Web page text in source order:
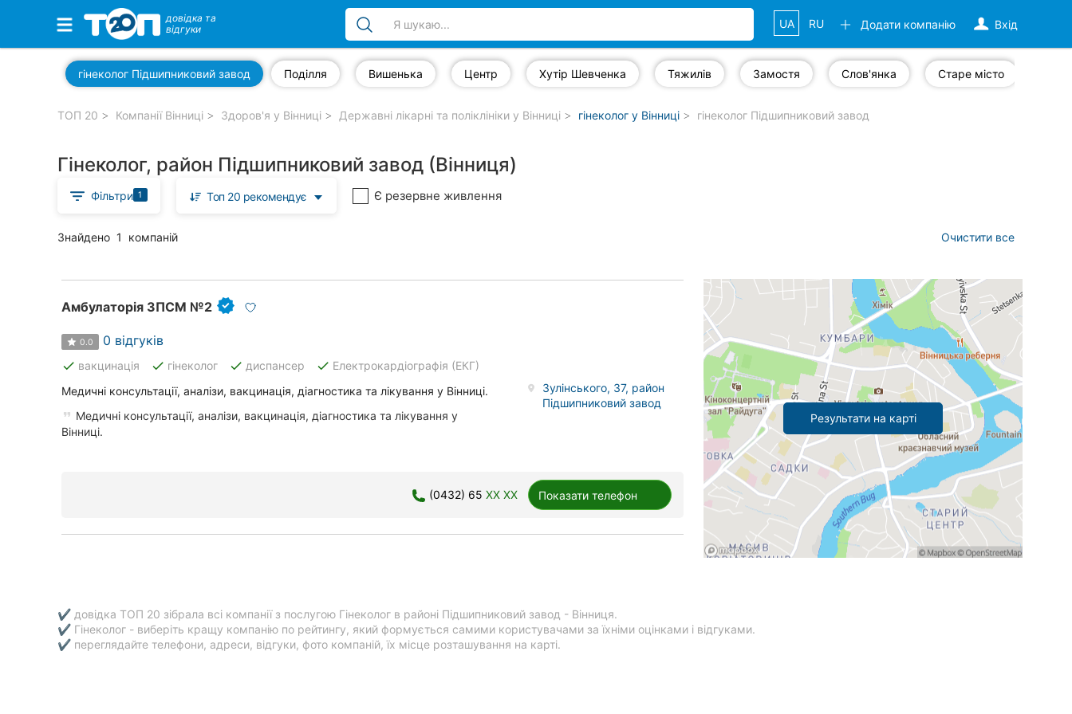
Обрані компанії
Стоматології
Ветеринарні клініки
Приватні клініки
Ресторани
Всі рубрики
Всі міста:
Одеса
Кропивницький
довідка та
відгуки
Вхід
Додати компанію
UA RU
Поділля Вишенька Центр Хутір Шевченка Тяжилів Замостя Слов'янка Старе місто
гінеколог Підшипниковий завод
ТОП 20 Компанії Вінниці Здоров'я у Вінниці Державні лікарні та поліклініки у Вінниці гінеколог у Вінниці гінеколог Підшипниковий завод
Гінеколог, район Підшипниковий завод (Вінниця)
Фільтри 1 Топ 20 рекомендує Є резервне живлення
Знайдено 1 компаній Очистити все
Амбулаторія ЗПСМ №2
0.0 0 відгуків
done вакцинація done гінеколог done диспансер done Електрокардіографія (ЕКГ)
Медичні консультації, аналізи, вакцинація, діагностика та лікування у Вінниці.
Медичні консультації, аналізи, вакцинація, діагностика та лікування у
Вінниці.
Зулінського, 37, район
Підшипниковий завод
(0432) 65 XX XX Показати телефон
Результати на карті
✔ довідка ТОП 20 зібрала всі компанії з послугою Гінеколог в районі Підшипниковий завод - Вінниця.
✔ Гінеколог - виберіть кращу компанію по рейтингу, який формується самими користувачами за їхніми оцінками і відгуками.
✔ переглядайте телефони, адреси, відгуки, фото компаній, їх місце розташування на карті.